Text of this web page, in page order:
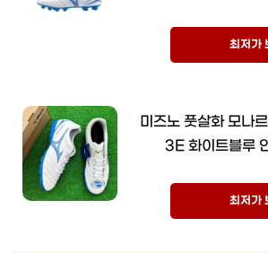
최저가
미즈노 풋살화 모나
3E 화이트블루
최저가